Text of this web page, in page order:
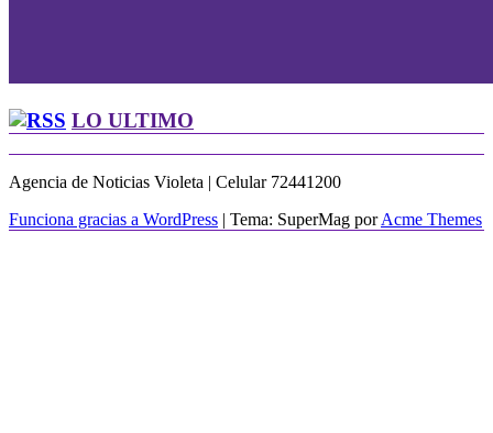
LO ULTIMO
Agencia de Noticias Violeta | Celular 72441200
Funciona gracias a WordPress | Tema: SuperMag porAcme Themes